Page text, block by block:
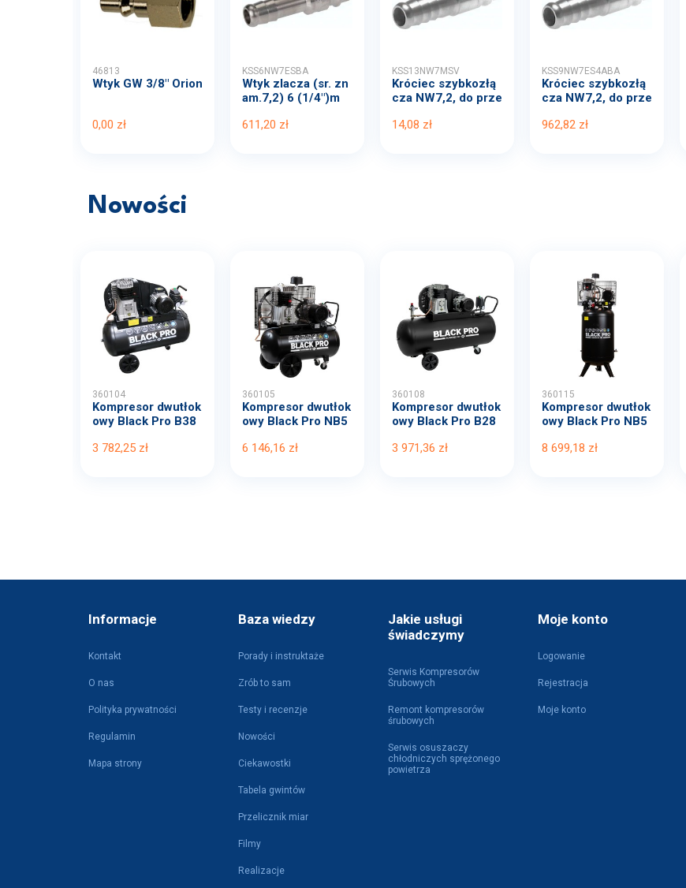
46813
Wtyk GW 3/8" Orion
0,00 zł
KSS6NW7ESBA
Wtyk zlacza (sr. zn
am.7,2) 6 (1/4")m
611,20 zł
KSS13NW7MSV
Króciec szybkozłą
cza NW7,2, do prze
14,08 zł
KSS9NW7ES4ABA
Króciec szybkozłą
cza NW7,2, do prze
962,82 zł
Nowości
360104
Kompresor dwutłok
owy Black Pro B38
3 782,25 zł
360105
Kompresor dwutłok
owy Black Pro NB5
6 146,16 zł
360108
Kompresor dwutłok
owy Black Pro B28
3 971,36 zł
360115
Kompresor dwutłok
owy Black Pro NB5
8 699,18 zł
Informacje
Kontakt
O nas
Polityka prywatności
Regulamin
Mapa strony
Baza wiedzy
Porady i instruktaże
Zrób to sam
Testy i recenzje
Nowości
Ciekawostki
Tabela gwintów
Przelicznik miar
Filmy
Realizacje
Jakie usługi
świadczymy
Serwis Kompresorów
Śrubowych
Remont kompresorów
śrubowych
Serwis osuszaczy
chłodniczych sprężonego
powietrza
Moje konto
Logowanie
Rejestracja
Moje konto